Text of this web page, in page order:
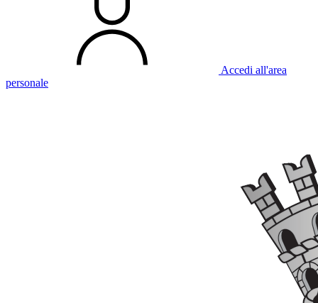
Accedi all'area
personale